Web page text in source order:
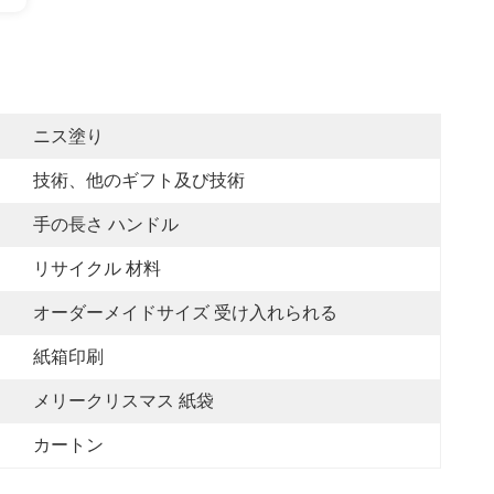
ニス塗り
技術、他のギフト及び技術
手の長さ ハンドル
リサイクル 材料
オーダーメイドサイズ 受け入れられる
紙箱印刷
メリークリスマス 紙袋
カートン